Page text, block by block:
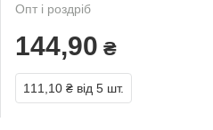
Опт і роздріб
144,90 ₴
111,10 ₴ від 5 шт.